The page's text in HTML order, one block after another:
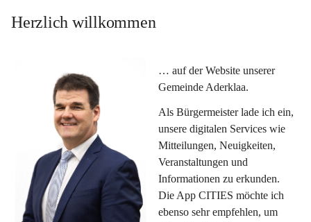
Herzlich willkommen
… auf der Website unserer
Gemeinde Aderklaa.
Als Bürgermeister lade ich ein,
unsere digitalen Services wie
Mitteilungen, Neuigkeiten,
Veranstaltungen und
Informationen zu erkunden.
Die App CITIES möchte ich
ebenso sehr empfehlen, um